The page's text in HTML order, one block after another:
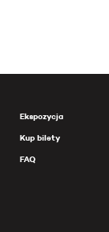
Ekspozycja
Kup bilety
FAQ